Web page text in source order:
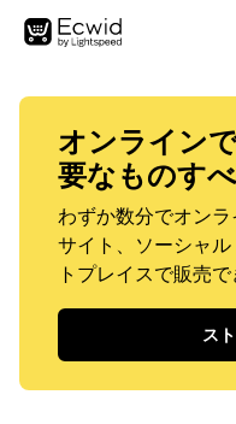
オンライン
要なものす
わずか数分でオン
サイト、ソーシャ
トプレイスで販売で
ス